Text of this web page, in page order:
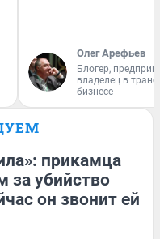
Олег Арефьев
Блогер,
владелец в
бизнесе
прикамца
за убийство
он звонит ей